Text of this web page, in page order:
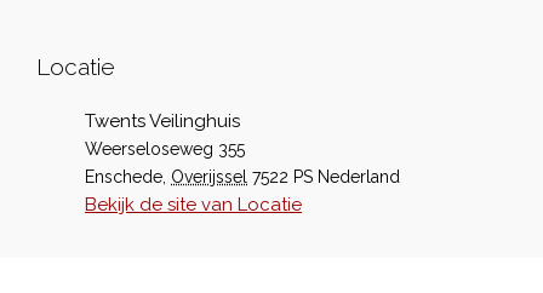
Locatie
Twents Veilinghuis
Weerseloseweg 355
Enschede Overijssel 7522 PS Nederland
Bekijk de site van Locatie